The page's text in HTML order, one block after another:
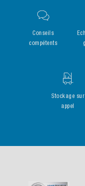
Conseils
compétents
Stockage sur
appel